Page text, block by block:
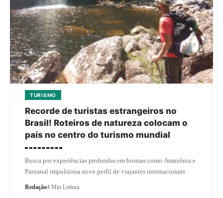
TURISMO
Recorde de turistas estrangeiros no
Brasil! Roteiros de natureza colocam o
país no centro do turismo mundial
Busca por experiências profundas em biomas como Amazônia e
Pantanal impulsiona novo perfil de viajantes internacionais
Redação4 Min Leitura